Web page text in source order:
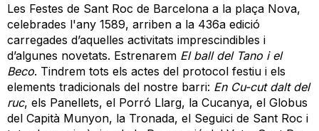
Les Festes de Sant Roc de Barcelona a la plaça Nova,
celebrades l'any 1589, arriben a la 436a edició
carregades d’aquelles activitats imprescindibles i
d’algunes novetats. Estrenarem El ball del Tano i el
Beco. Tindrem tots els actes del protocol festiu i els
elements tradicionals del nostre barri: En Cu-cut dalt del
ruc, els Panellets, el Porró Llarg, la Cucanya, el Globus
del Capità Munyon, la Tronada, el Seguici de Sant Roc i